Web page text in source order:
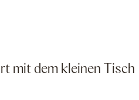
mit dem kleinen Tisch